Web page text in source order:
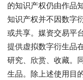
的知识产权仍由作品
知识产权并不因数字
或共享。媒资交易平
提供虚拟数字衍生品
研究、欣赏、收藏。
生品。除上述使⽤⽬